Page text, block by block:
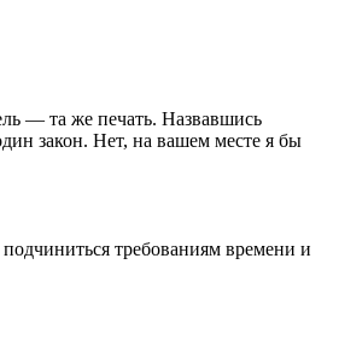
— та же печать. Назвавшись
закон. Нет, на вашем месте я бы
требованиям времени и